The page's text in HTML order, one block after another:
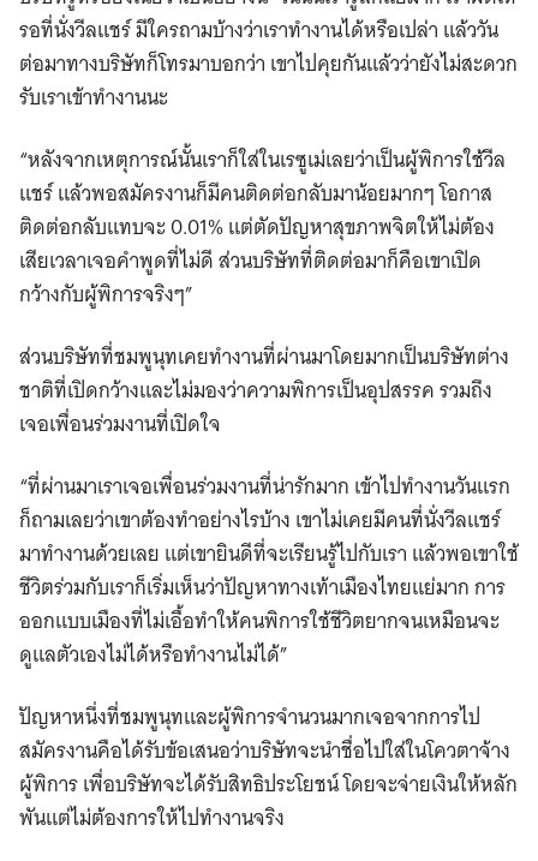
รอที่นั่งวีลแชร์ มีใครถามบ้างว่าเราทำงานได้หรือเปล่า แล้ววัน
ต่อมาทางบริษัทก็โทรมาบอกว่า เขาไปคุยกันแล้วว่ายังไม่สะดวก
รับเราเข้าทำงานนะ
“หลังจากเหตุการณ์นั้นเราก็ใส่ในเรซูเม่เลยว่าเป็นผู้พิการใช้วีล
แชร์ แล้วพอสมัครงานก็มีคนติดต่อกลับมาน้อยมากๆ โอกาส
ติดต่อกลับแทบจะ 0.01% แต่ตัดปัญหาสุขภาพจิตให้ไม่ต้อง
เสียเวลาเจอคำพูดที่ไม่ดี ส่วนบริษัทที่ติดต่อมาก็คือเขาเปิด
กว้างกับผู้พิการจริงๆ”
ส่วนบริษัทที่ชมพูนุทเคยทำงานที่ผ่านมาโดยมากเป็นบริษัทต่าง
ชาติที่เปิดกว้างและไม่มองว่าความพิการเป็นอุปสรรค รวมถึง
เจอเพื่อนร่วมงานที่เปิดใจ
“ที่ผ่านมาเราเจอเพื่อนร่วมงานที่น่ารักมาก เข้าไปทํางานวันแรก
ก็ถามเลยว่าเขาต้องทําอย่างไรบ้าง เขาไม่เคยมีคนที่นั่งวีลแชร์
มาทํางานด้วยเลย แต่เขายินดีที่จะเรียนรู้ไปกับเรา แล้วพอเขาใช้
ชีวิตร่วมกับเราก็เริ่มเห็นว่าปัญหาทางเท้าเมืองไทยแย่มาก การ
ออกแบบเมืองที่ไม่เอื้อทำให้คนพิการใช้ชีวิตยากจนเหมือนจะ
ดูแลตัวเองไม่ได้หรือทำงานไม่ได้”
ปัญหาหนึ่งที่ชมพูนุทและผู้พิการจำนวนมากเจอจากการไป
สมัครงานคือได้รับข้อเสนอว่าบริษัทจะนำชื่อไปใส่ในโควตาจ้าง
ผู้พิการ เพื่อบริษัทจะได้รับสิทธิประโยชน์ โดยจะจ่ายเงินให้หลัก
พันแต่ไม่ต้องการให้ไปทำงานจริง